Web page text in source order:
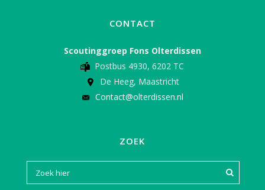
CONTACT
Scoutinggroep Fons Olterdissen
Postbus 4930, 6202 TC
De Heeg, Maastricht
Contact@olterdissen.nl
ZOEK